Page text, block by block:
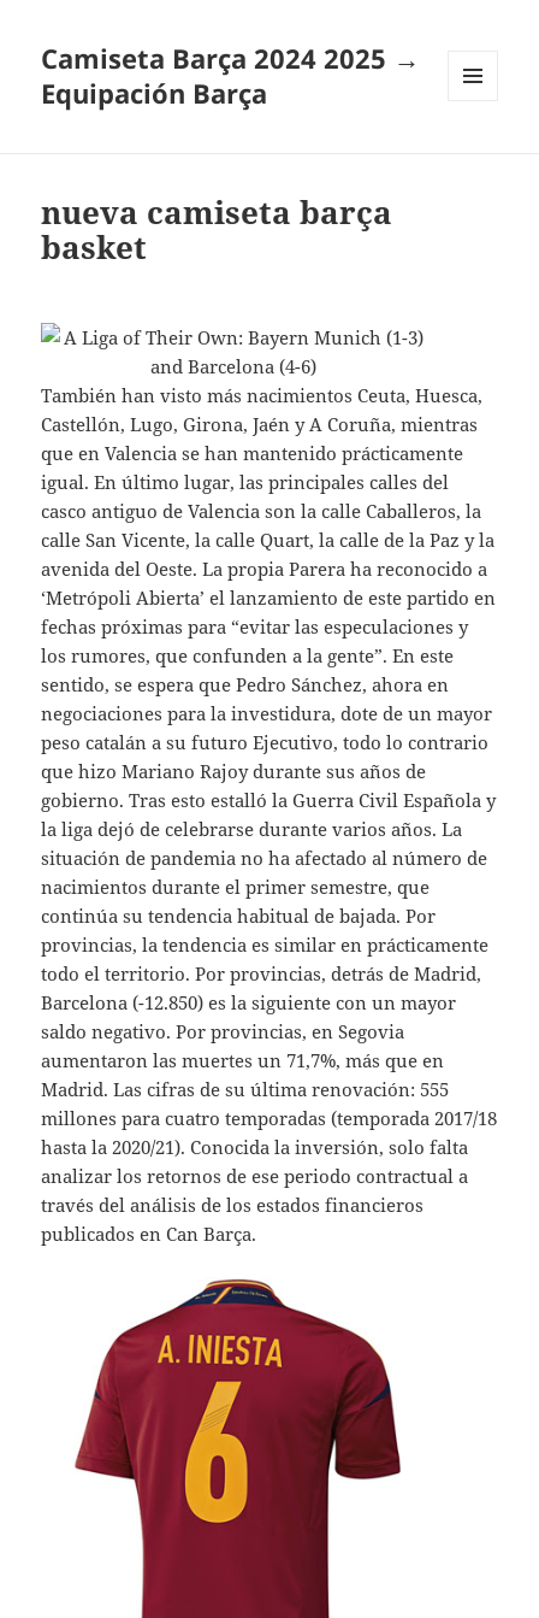
Camiseta Barça 2024 2025 →
Equipación Barça
nueva camiseta barça
basket
También han visto más nacimientos Ceuta, Huesca,
Castellón, Lugo, Girona, Jaén y A Coruña, mientras
que en Valencia se han mantenido prácticamente
igual. En último lugar, las principales calles del
casco antiguo de Valencia son la calle Caballeros, la
calle San Vicente, la calle Quart, la calle de la Paz y la
avenida del Oeste. La propia Parera ha reconocido a
‘Metrópoli Abierta’ el lanzamiento de este partido en
fechas próximas para “evitar las especulaciones y
los rumores, que confunden a la gente”. En este
sentido, se espera que Pedro Sánchez, ahora en
negociaciones para la investidura, dote de un mayor
peso catalán a su futuro Ejecutivo, todo lo contrario
que hizo Mariano Rajoy durante sus años de
gobierno. Tras esto estalló la Guerra Civil Española y
la liga dejó de celebrarse durante varios años. La
situación de pandemia no ha afectado al número de
nacimientos durante el primer semestre, que
continúa su tendencia habitual de bajada. Por
provincias, la tendencia es similar en prácticamente
todo el territorio. Por provincias, detrás de Madrid,
Barcelona (-12.850) es la siguiente con un mayor
saldo negativo. Por provincias, en Segovia
aumentaron las muertes un 71,7%, más que en
Madrid. Las cifras de su última renovación: 555
millones para cuatro temporadas (temporada 2017/18
hasta la 2020/21). Conocida la inversión, solo falta
analizar los retornos de ese periodo contractual a
través del análisis de los estados financieros
publicados en Can Barça.